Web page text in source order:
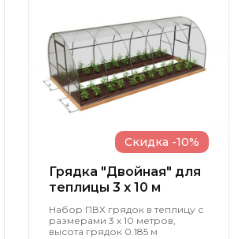
Грядка "Двойная" для
теплицы 3 x 10 м
Набор ПВХ грядок в теплицу с
размерами 3 х 10 метров,
высота грядок 0.185 м
Скидка -10%